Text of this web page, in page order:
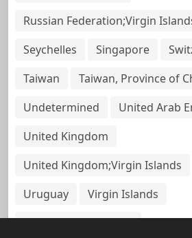
Russian Federation;Virgin
Seychelles
Singapore
Taiwan
Taiwan, Province of
Undetermined
United Arab
United Kingdom
United Kingdom;Virgin Islands
Uruguay
Virgin Islands
Virgin Islands, British